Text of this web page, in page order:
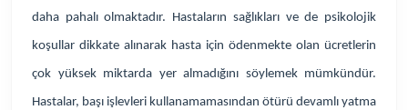
daha pahalı olmaktadır. Hastaların sağlıkları ve de psikolojik
koşullar dikkate alınarak hasta için ödenmekte olan ücretlerin
çok yüksek miktarda yer almadığını söylemek mümkündür.
Hastalar, başı işlevleri kullanamamasından ötürü devamlı yatma